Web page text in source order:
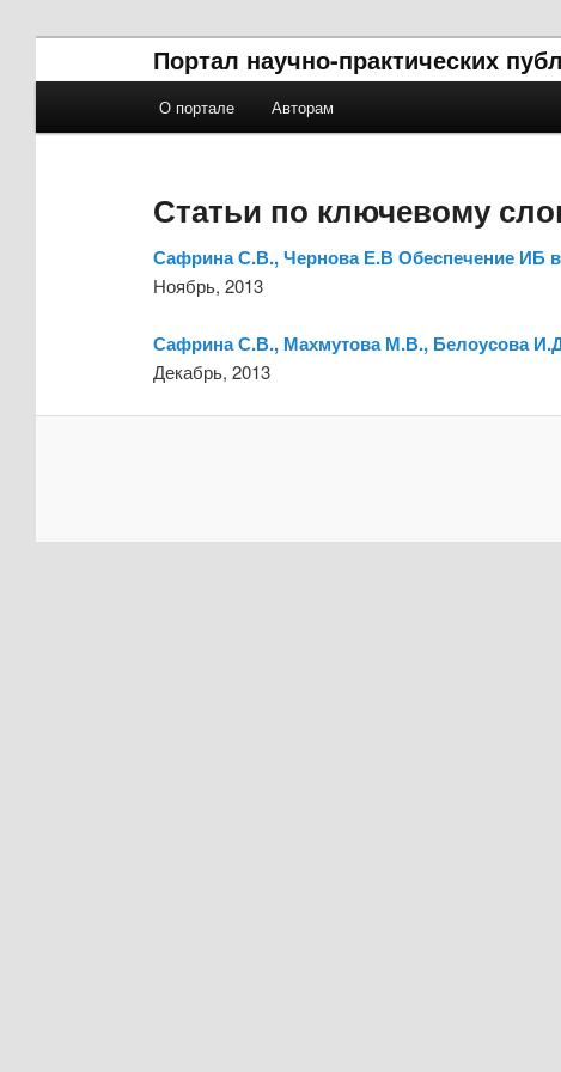
Портал научно-практических
Перейти к основному содержимому
Перейти к дополнительному содержимому
О портале Авторам
Статьи по ключевому
Сафрина С.В., Чернова Е.В Обеспечение ИБ в
Ноябрь, 2013
Сафрина С.В., Махмутова М.В., Белоусова
Декабрь, 2013